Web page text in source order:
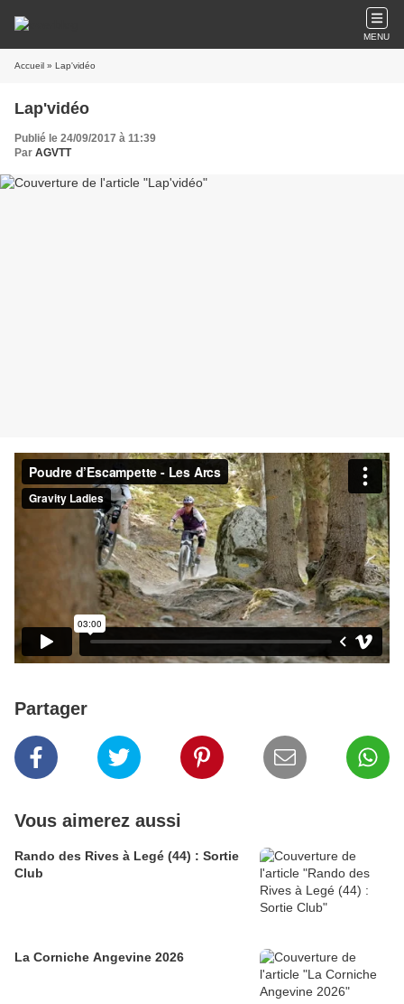
MENU
Accueil » Lap'vidéo
Lap'vidéo
Publié le 24/09/2017 à 11:39
Par AGVTT
Partager
Vous aimerez aussi
Rando des Rives à Legé (44) : Sortie
Club
La Corniche Angevine 2026